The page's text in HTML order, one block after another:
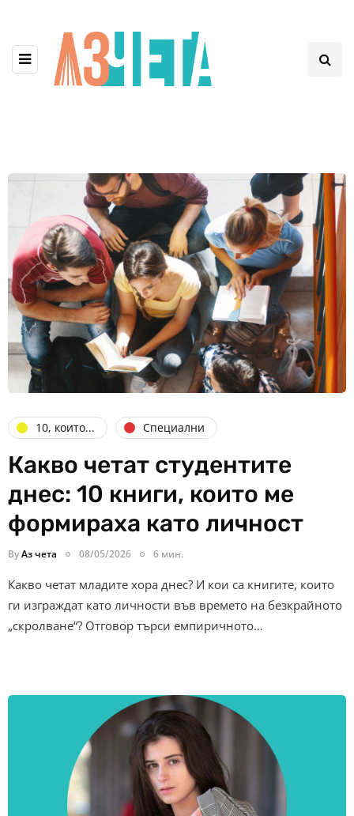
10, които... Специални
Какво четат студентите
днес: 10 книги, които ме
формираха като личност
ByАз чета 08/05/2026 6 мин.
Какво четат младите хора днес? И кои са книгите, които
ги изграждат като личности във времето на безкрайното
„скролване“? Отговор търси емпиричното…